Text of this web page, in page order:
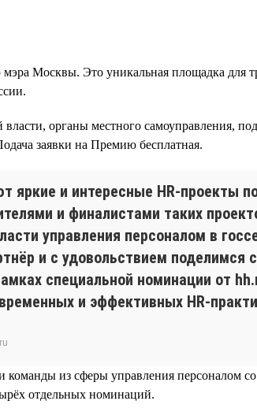
Москвы. Это уникальная площадка для
власти, органы местного
заявки на Премию бесплатная.
яркие и интересные HR-
и финалистами таких
управления персоналом в
и с удовольствием
специальной номинации от
и эффективных HR-
команды из сферы управления
отдельных номинаций.